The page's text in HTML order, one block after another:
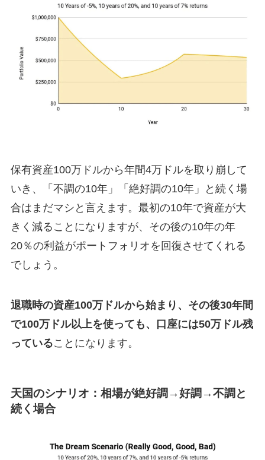
保有資産100万ドルから年間4万ドルを取り崩して
いき、「不調の10年」「絶好調の10年」と続く場
合はまだマシと言えます。最初の10年で資産が大
きく減ることになりますが、その後の10年の年
20％の利益がポートフォリオを回復させてくれる
でしょう。
退職時の資産100万ドルから始まり、その後30年間
で100万ドル以上を使っても、口座には50万ドル残
っていることになります。
天国のシナリオ：相場が絶好調→好調→不調と
続く場合